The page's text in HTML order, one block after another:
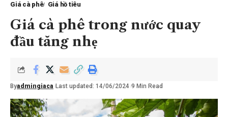
Giá cà phê Giá hồ tiêu
Giá cà phê trong nước quay
đầu tăng nhẹ
Byadmingiaca Last updated: 14/06/2024 9 Min Read